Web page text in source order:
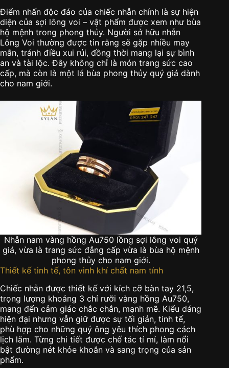
Điểm nhấn độc đáo của chiếc nhẫn chính là sự hiện
diện của sợi lông voi – vật phẩm được xem như bùa
hộ mệnh trong phong thủy. Người sở hữu nhẫn
Lông Voi thường được tin rằng sẽ gặp nhiều may
mắn, tránh điều xui rủi, đồng thời mang lại sự bình
an và tài lộc. Đây không chỉ là món trang sức cao
cấp, mà còn là một lá bùa phong thủy quý giá dành
cho nam giới.
Nhẫn nam vàng hồng Au750 lồng sợi lông voi quý
giá, vừa là trang sức đẳng cấp vừa là bùa hộ mệnh
phong thủy cho nam giới.
Thiết kế tinh tế, tôn vinh khí chất nam tính
Chiếc nhẫn được thiết kế với kích cỡ bàn tay 21,5,
trọng lượng khoảng 3 chỉ rưỡi vàng hồng Au750,
mang đến cảm giác chắc chắn, mạnh mẽ. Kiểu dáng
hiện đại nhưng vẫn giữ được sự tối giản, tinh tế,
phù hợp cho những quý ông yêu thích phong cách
lịch lãm. Từng chi tiết được chế tác tỉ mỉ, làm nổi
bật đường nét khỏe khoắn và sang trọng của sản
phẩm.